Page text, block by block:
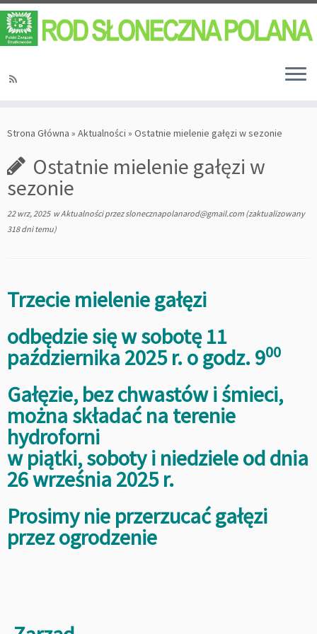
Strona Główna » Aktualności » Ostatnie mielenie gałęzi w sezonie
Ostatnie mielenie gałęzi w
sezonie
22 wrz, 2025wAktualnościprzezslonecznapolanarod@gmail.com (zaktualizowany
318 dni temu)
Trzecie mielenie gałęzi
odbędzie się w sobotę 11
października 2025 r. o godz. 900
Gałęzie, bez chwastów i śmieci,
można składać na terenie
hydroforni
w piątki, soboty i niedziele od dnia
26 września 2025 r.
Prosimy nie przerzucać gałęzi
przez ogrodzenie